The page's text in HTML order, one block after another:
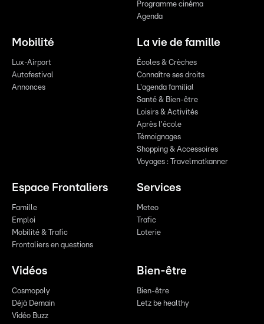
Programme cinéma
Agenda
Mobilité
Lux-Airport
Autofestival
Annonces
La vie de famille
Écoles & Crèches
Connaître ses droits
L'agenda familial
Santé & Bien-être
Loisirs & Activités
Après l'école
Témoignages
Shopping & Accessoires
Voyages : Travelmatkanner
Espace Frontaliers
Famille
Emploi
Mobilité & Trafic
Frontaliers en questions
Services
Meteo
Trafic
Loterie
Vidéos
Cosmopoly
Déjà Demain
Vidéo Buzz
Bien-être
Bien-être
Letz be healthy